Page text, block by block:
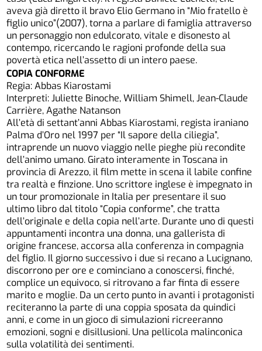
aveva già diretto il bravo Elio Germano in “Mio fratello è
figlio unico”(2007), torna a parlare di famiglia attraverso
un personaggio non edulcorato, vitale e disonesto al
contempo, ricercando le ragioni profonde della sua
povertà etica nell’assetto di un intero paese.
COPIA CONFORME
Regia: Abbas Kiarostami
Interpreti: Juliette Binoche, William Shimell, Jean-Claude
Carrière, Agathe Natanson
All’età di settant’anni Abbas Kiarostami, regista iraniano
Palma d’Oro nel 1997 per “Il sapore della ciliegia”,
intraprende un nuovo viaggio nelle pieghe più recondite
dell’animo umano. Girato interamente in Toscana in
provincia di Arezzo, il film mette in scena il labile confine
tra realtà e finzione. Uno scrittore inglese è impegnato in
un tour promozionale in Italia per presentare il suo
ultimo libro dal titolo “Copia conforme”, che tratta
dell’originale e della copia nell’arte. Durante uno di questi
appuntamenti incontra una donna, una gallerista di
origine francese, accorsa alla conferenza in compagnia
del figlio. Il giorno successivo i due si recano a Lucignano,
discorrono per ore e cominciano a conoscersi, finché,
complice un equivoco, si ritrovano a far finta di essere
marito e moglie. Da un certo punto in avanti i protagonisti
reciteranno la parte di una coppia sposata da quindici
anni, e come in un gioco di simulazioni ricreeranno
emozioni, sogni e disillusioni. Una pellicola malinconica
sulla volatilità dei sentimenti.